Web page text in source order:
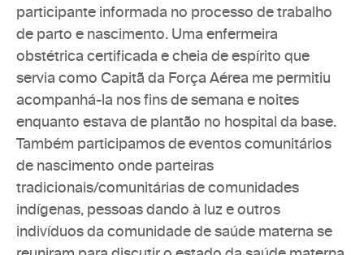
participante informada no processo de trabalho
de parto e nascimento. Uma enfermeira
obstétrica certificada e cheia de espírito que
servia como Capitã da Força Aérea me permitiu
acompanhá-la nos fins de semana e noites
enquanto estava de plantão no hospital da base.
Também participamos de eventos comunitários
de nascimento onde parteiras
tradicionais/comunitárias de comunidades
indígenas, pessoas dando à luz e outros
indivíduos da comunidade de saúde materna se